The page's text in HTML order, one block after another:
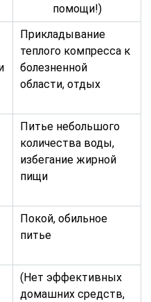
помощи!)
Прикладывание
теплого компресса к
болезненной
области, отдых
Питье небольшого
количества воды,
избегание жирной
пищи
Покой, обильное
питье
(Нет эффективных
домашних средств,